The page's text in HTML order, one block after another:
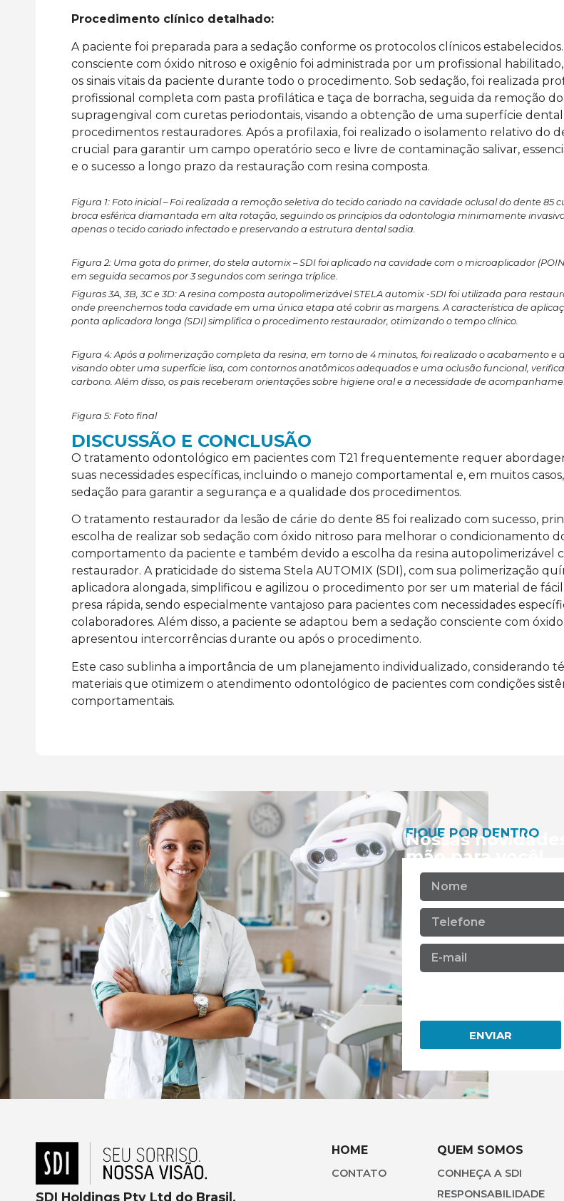
Procedimento clínico detalhado:
A paciente foi preparada para a sedação conforme os protocolos clínicos estabelecidos.
consciente com óxido nitroso e oxigênio foi administrada por um profissional
os sinais vitais da paciente durante todo o procedimento. Sob sedação, foi realizada
profissional completa com pasta profilática e taça de borracha, seguida da remoção
supragengival com curetas periodontais, visando a obtenção de uma superfície dental
procedimentos restauradores. Após a profilaxia, foi realizado o isolamento relativo do
crucial para garantir um campo operatório seco e livre de contaminação salivar,
e o sucesso a longo prazo da restauração com resina composta.
Figura 1: Foto inicial – Foi realizada a remoção seletiva do tecido cariado na cavidade oclusal do dente 85
broca esférica diamantada em alta rotação, seguindo os princípios da odontologia minimamente
apenas o tecido cariado infectado e preservando a estrutura dental sadia.
Figura 2: Uma gota do primer, do stela automix – SDI foi aplicado na cavidade com o microaplicador
em seguida secamos por 3 segundos com seringa tríplice.
Figuras 3A, 3B, 3C e 3D: A resina composta autopolimerizável STELA automix -SDI foi utilizada para
onde preenchemos toda cavidade em uma única etapa até cobrir as margens. A característica de
ponta aplicadora longa (SDI) simplifica o procedimento restaurador, otimizando o tempo clínico.
Figura 4:Após a polimerização completa da resina, em torno de 4 minutos, foi realizado o acabamento e
visando obter uma superfície lisa, com contornos anatômicos adequados e uma oclusão funcional,
carbono. Além disso, os pais receberam orientações sobre higiene oral e a necessidade de
Figura 5: Foto final
DISCUSSÃO E CONCLUSÃO
O tratamento odontológico em pacientes com T21 frequentemente requer
suas necessidades específicas, incluindo o manejo comportamental e, em muitos
sedação para garantir a segurança e a qualidade dos procedimentos.
O tratamento restaurador da lesão de cárie do dente 85 foi realizado com sucesso,
escolha de realizar sob sedação com óxido nitroso para melhorar o condicionamento
comportamento da paciente e também devido a escolha da resina autopolimerizável
restaurador. A praticidade do sistema Stela AUTOMIX (SDI), com sua polimerização
aplicadora alongada, simplificou e agilizou o procedimento por ser um material de
presa rápida, sendo especialmente vantajoso para pacientes com necessidades
colaboradores. Além disso, a paciente se adaptou bem a sedação consciente com
apresentou intercorrências durante ou após o procedimento.
Este caso sublinha a importância de um planejamento individualizado, considerando
materiais que otimizem o atendimento odontológico de pacientes com condições
comportamentais.
FIQUE POR DENTRO
Nossas
mão para você!
ENVIAR
SDI Holdings Pty Ltd do Brasil.
HOME
CONTATO
QUEM SOMOS
CONHEÇA A SDI
RESPONSABILIDADE